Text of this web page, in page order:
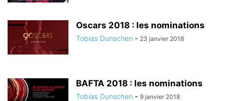
Oscars 2018 : les nominations
Tobias Dunschen - 23 janvier 2018
BAFTA 2018 : les nominations
Tobias Dunschen - 9 janvier 2018